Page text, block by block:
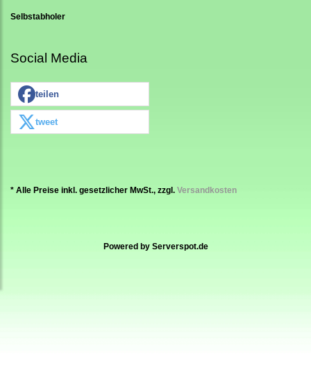
Selbstabholer
Social Media
teilen
tweet
* Alle Preise inkl. gesetzlicher MwSt., zzgl. Versandkosten
Powered by Serverspot.de